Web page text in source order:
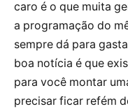
caro é o que muita
a programação do
sempre dá para
boa notícia é que
para você montar
precisar ficar refém